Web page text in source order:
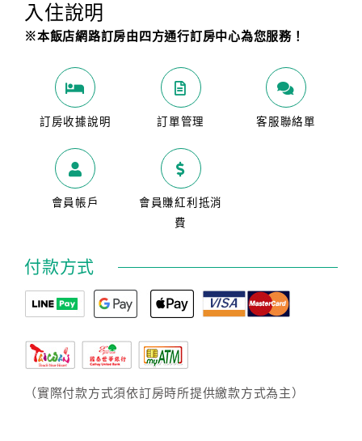
入住說明
※本飯店網路訂房由四方通行訂房中心為您服務！
訂房收據說明 訂單管理 客服聯絡單
會員帳戶
會員賺紅利抵消
費
付款方式
（實際付款方式須依訂房時所提供繳款方式為主）